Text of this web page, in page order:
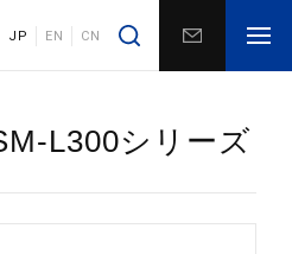
JP EN CN
L300シリーズ